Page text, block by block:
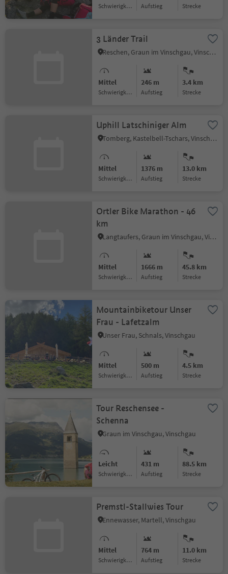
Schwierigkeitsgrad Aufstieg Strecke
3 Länder Trail
Reschen, Graun im Vinschgau, Vinschgau
Mittel
Schwierigkeitsgrad
246 m
Aufstieg
3.4 km
Strecke
Uphill Latschiniger Alm
Tomberg, Kastelbell-Tschars, Vinschgau
Mittel
Schwierigkeitsgrad
1376 m
Aufstieg
13.0 km
Strecke
Ortler Bike Marathon - 46
km
Langtaufers, Graun im Vinschgau, Vinschgau
Mittel
Schwierigkeitsgrad
1666 m
Aufstieg
45.8 km
Strecke
Mountainbiketour Unser
Frau - Lafetzalm
Unser Frau, Schnals, Vinschgau
Mittel
Schwierigkeitsgrad
500 m
Aufstieg
4.5 km
Strecke
Tour Reschensee -
Schenna
Graun im Vinschgau, Vinschgau
Leicht
Schwierigkeitsgrad
431 m
Aufstieg
88.5 km
Strecke
Premstl-Stallwies Tour
Ennewasser, Martell, Vinschgau
Mittel
Schwierigkeitsgrad
764 m
Aufstieg
11.0 km
Strecke